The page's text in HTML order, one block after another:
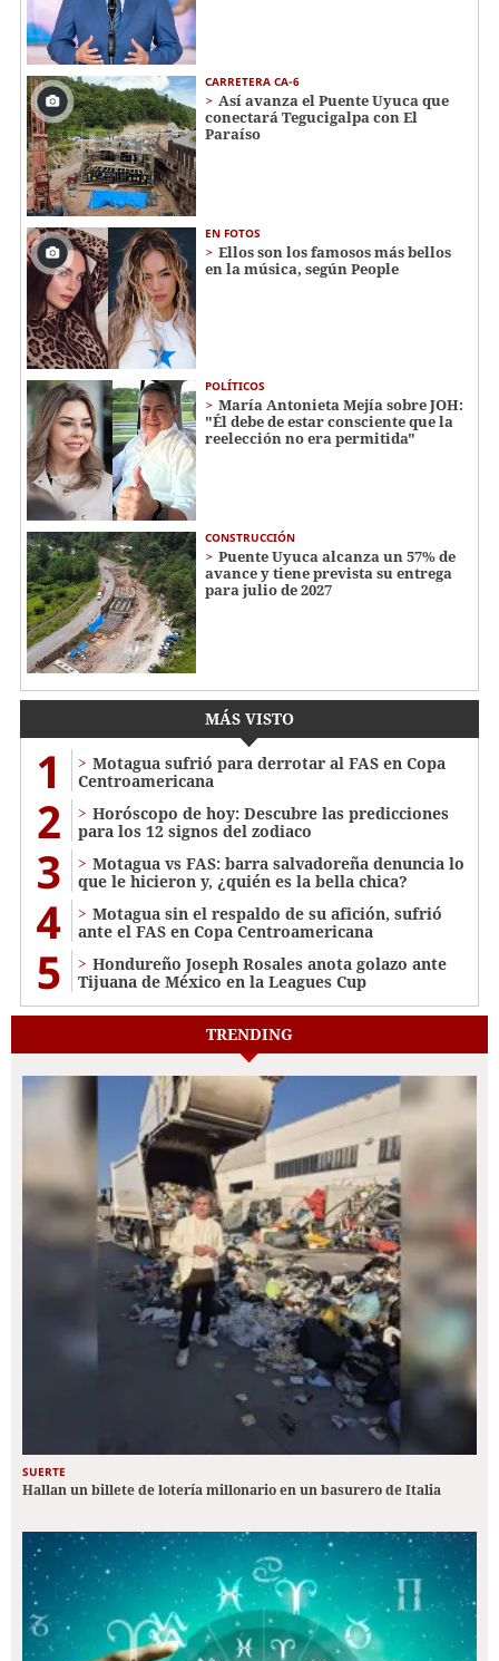
CARRETERA CA-6
Así avanza el Puente Uyuca que
conectará Tegucigalpa con El
Paraíso
EN FOTOS
Ellos son los famosos más bellos
en la música, según People
POLÍTICOS
María Antonieta Mejía sobre JOH:
"Él debe de estar consciente que la
reelección no era permitida"
CONSTRUCCIÓN
Puente Uyuca alcanza un 57% de
avance y tiene prevista su entrega
para julio de 2027
MÁS VISTO
1
Motagua sufrió para derrotar al FAS en Copa
Centroamericana
2
Horóscopo de hoy: Descubre las predicciones
para los 12 signos del zodiaco
3
Motagua vs FAS: barra salvadoreña denuncia lo
que le hicieron y, ¿quién es la bella chica?
4
Motagua sin el respaldo de su afición, sufrió
ante el FAS en Copa Centroamericana
5
Hondureño Joseph Rosales anota golazo ante
Tijuana de México en la Leagues Cup
TRENDING
SUERTE
Hallan un billete de lotería millonario en un basurero de Italia